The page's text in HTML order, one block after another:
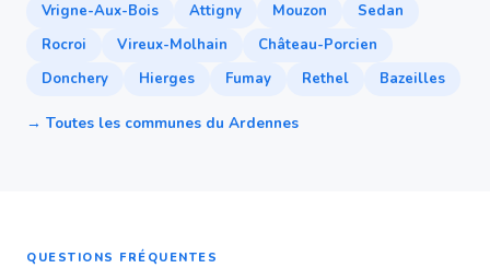
Vrigne-Aux-Bois
Attigny Mouzon
Sedan
Rocroi
Vireux-Molhain
Château-Porcien
Donchery
Hierges Fumay Rethel Bazeilles
→ Toutes les communes du Ardennes
QUESTIONS FRÉQUENTES